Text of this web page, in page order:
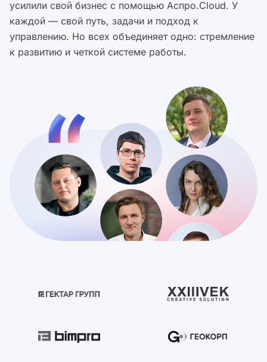
усилили свой бизнес с помощью Аспро.Cloud. У
каждой — свой путь, задачи и подход к
управлению. Но всех объединяет одно: стремление
к развитию и четкой системе работы.